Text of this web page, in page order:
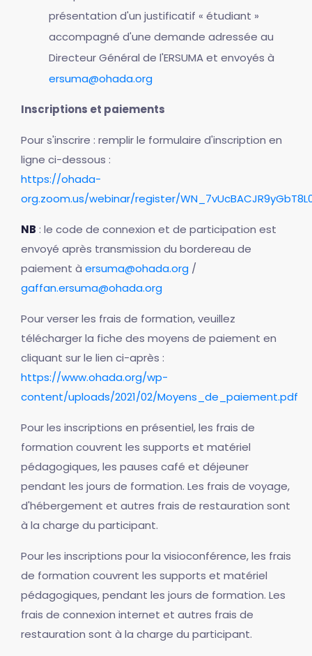
présentation d'un justificatif « étudiant »
accompagné d'une demande adressée au
Directeur Général de l'ERSUMA et envoyés à
ersuma@ohada.org
Inscriptions et paiements
Pour s'inscrire : remplir le formulaire d'inscription en
ligne ci-dessous :
https://ohada-
org.zoom.us/webinar/register/
NB : le code de connexion et de participation est
envoyé après transmission du bordereau de
paiement à ersuma@ohada.org /
gaffan.ersuma@ohada.org
Pour verser les frais de formation, veuillez
télécharger la fiche des moyens de paiement en
cliquant sur le lien ci-après :
https://www.ohada.org/wp-
content/uploads/2021/02/Moyens_de_paiement.pdf
Pour les inscriptions en présentiel, les frais de
formation couvrent les supports et matériel
pédagogiques, les pauses café et déjeuner
pendant les jours de formation. Les frais de voyage,
d'hébergement et autres frais de restauration sont
à la charge du participant.
Pour les inscriptions pour la visioconférence, les frais
de formation couvrent les supports et matériel
pédagogiques, pendant les jours de formation. Les
frais de connexion internet et autres frais de
restauration sont à la charge du participant.